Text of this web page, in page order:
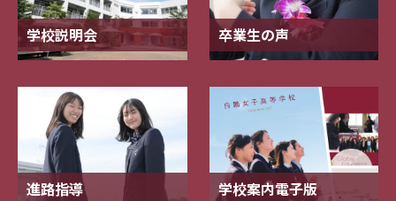
学校説明会 卒業生の声
進路指導 学校案内電子版